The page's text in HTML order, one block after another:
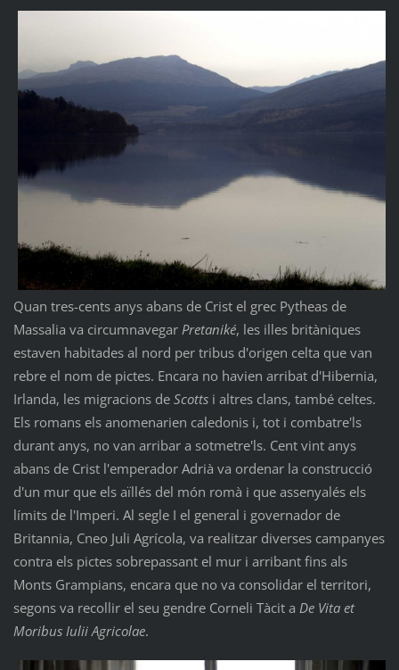
Quan tres-cents anys abans de Crist el grec Pytheas de
Massalia va circumnavegar Pretaniké, les illes britàniques
estaven habitades al nord per tribus d'origen celta que van
rebre el nom de pictes. Encara no havien arribat d'Hibernia,
Irlanda, les migracions de Scottsi altres clans, també celtes.
Els romans els anomenarien caledonis i, tot i combatre'ls
durant anys, no van arribar a sotmetre'ls. Cent vint anys
abans de Crist l'emperador Adrià va ordenar la construcció
d'un mur que els aïllés del món romà i que assenyalés els
límits de l'Imperi. Al segle I el general i governador de
Britannia, Cneo Juli Agrícola, va realitzar diverses campanyes
contra els pictes sobrepassant el mur i arribant fins als
Monts Grampians, encara que no va consolidar el territori,
segons va recollir el seu gendre Corneli Tàcit a De Vita et
Moribus Iulii Agricolae.